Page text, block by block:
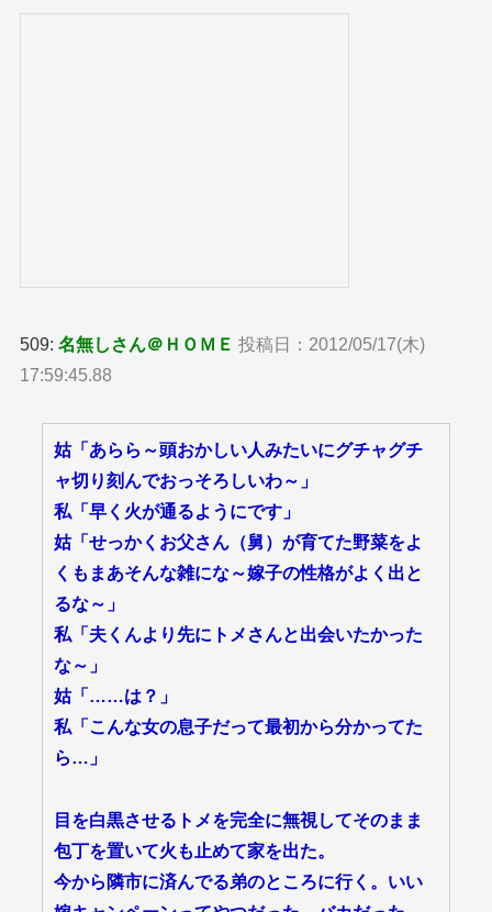
509:名無しさん＠ＨＯＭＥ 投稿日：2012/05/17(木)
17:59:45.88
姑「あらら～頭おかしい人みたいにグチャグチ
ャ切り刻んでおっそろしいわ～」
私「早く火が通るようにです」
姑「せっかくお父さん（舅）が育てた野菜をよ
くもまあそんな雑にな～嫁子の性格がよく出と
るな～」
私「夫くんより先にトメさんと出会いたかった
な～」
姑「……は？」
私「こんな女の息子だって最初から分かってた
ら…」
目を白黒させるトメを完全に無視してそのまま
包丁を置いて火も止めて家を出た。
今から隣市に済んでる弟のところに行く。いい